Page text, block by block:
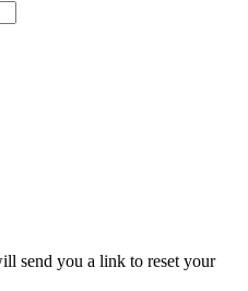
send you a link to reset your